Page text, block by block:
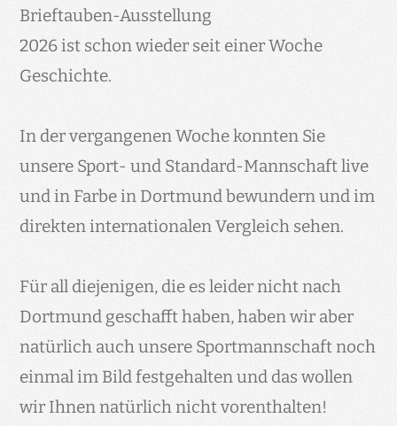
Medien
Jugendliche
Brieftauben-Ausstellung
2026 ist schon wieder seit einer Woche
Geschichte.
In der vergangenen Woche konnten Sie
unsere Sport- und Standard-Mannschaft live
und in Farbe in Dortmund bewundern und im
direkten internationalen Vergleich sehen.
Für all diejenigen, die es leider nicht nach
Dortmund geschafft haben, haben wir aber
natürlich auch unsere Sportmannschaft noch
einmal im Bild festgehalten und das wollen
wir Ihnen natürlich nicht vorenthalten!